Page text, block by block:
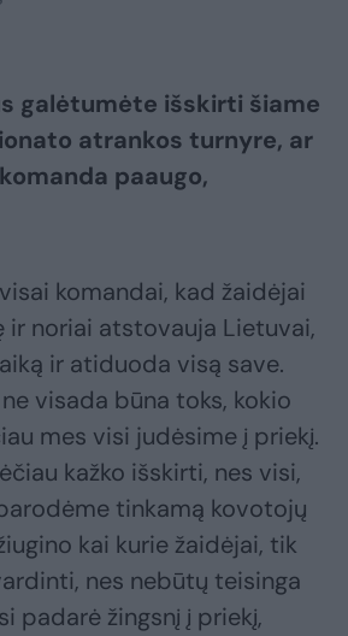
galėtumėte išskirti šiame
atrankos turnyre, ar
paaugo,
komandai, kad žaidėjai
ir noriai atstovauja Lietuvai,
ir atiduoda visą save.
visada būna toks, kokio
mes visi judėsime į priekį.
kažko išskirti, nes visi,
tinkamą kovotojų
kai kurie žaidėjai, tik
nes nebūtų teisinga
padarė žingsnį į priekį,